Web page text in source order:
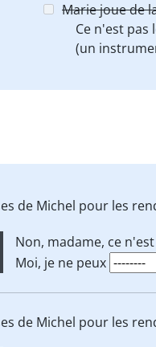
Marie joue de
Ce n'est pas
(un
de Michel pour les
Non, madame, ce
Moi, je ne peux
de Michel pour les